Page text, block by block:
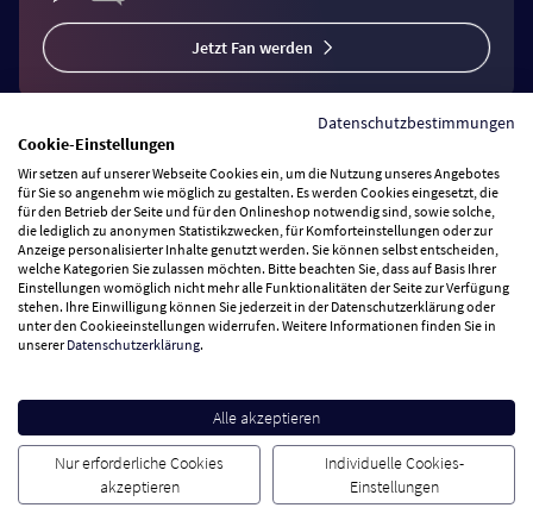
Jetzt Fan werden
Vertrag widerrufen
Zahlungsarten
Wir versenden mit
Besuchen Sie uns
Cookie Einstellungen AGB Datenschutz Impressum
Datenschutzbestimmungen
Cookie-Einstellungen
Wir setzen auf unserer Webseite Cookies ein, um die Nutzung unseres Angebotes
für Sie so angenehm wie möglich zu gestalten. Es werden Cookies eingesetzt, die
für den Betrieb der Seite und für den Onlineshop notwendig sind, sowie solche,
die lediglich zu anonymen Statistikzwecken, für Komforteinstellungen oder zur
Anzeige personalisierter Inhalte genutzt werden. Sie können selbst entscheiden,
welche Kategorien Sie zulassen möchten. Bitte beachten Sie, dass auf Basis Ihrer
Einstellungen womöglich nicht mehr alle Funktionalitäten der Seite zur Verfügung
stehen. Ihre Einwilligung können Sie jederzeit in der Datenschutzerklärung oder
unter den Cookieeinstellungen widerrufen. Weitere Informationen finden Sie in
unsererDatenschutzerklärung.
Alle akzeptieren
Nur erforderliche Cookies
akzeptieren
Individuelle Cookies-
Einstellungen